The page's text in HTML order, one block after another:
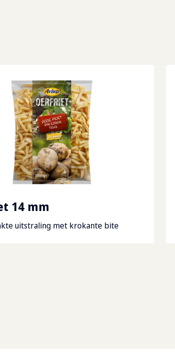
14 mm
uitstraling met krokante bite